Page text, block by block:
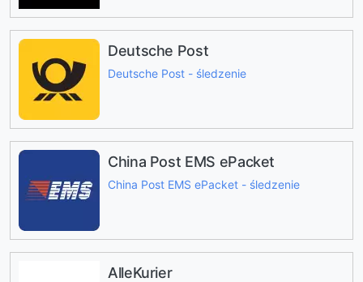
Deutsche Post
Deutsche Post - śledzenie
China Post EMS ePacket
China Post EMS ePacket - śledzenie
AlleKurier